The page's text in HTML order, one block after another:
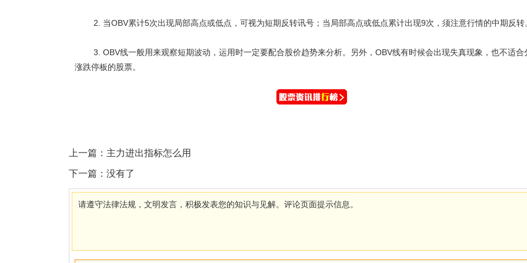
2. 当OBV累计5次出现局部高点或低点，可视为短期反转讯号；当局部高点或低点累计出现9次，须注意行情的中期反转
3. OBV线一般用来观察短期波动，运用时一定要配合股价趋势来分析。另外，OBV线有时候会出现失真现象，也不适合
涨跌停板的股票。
上一篇： 主力进出指标怎么用
下一篇：没有了
请遵守法律法规，文明发言，积极发表您的知识与见解。评论页面提示信息。